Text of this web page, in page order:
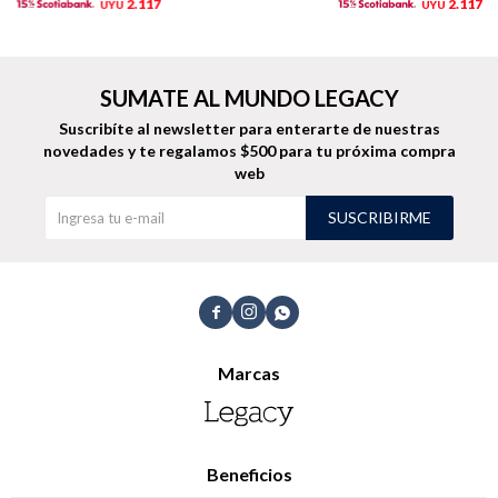
UYU 2.117 UYU 2.117
  
Marcas
Beneficios
SUMATE AL MUNDO LEGACY
Suscribíte al newsletter para enterarte de nuestras
novedades y te regalamos $500 para tu próxima compra
web
SUSCRIBIRME